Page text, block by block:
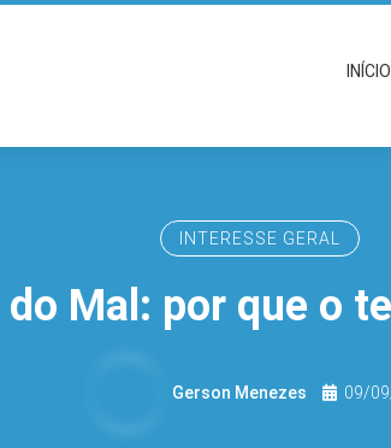
INÍCIO
INTERESSE GERAL
Mal: por que o
Gerson Menezes 09/